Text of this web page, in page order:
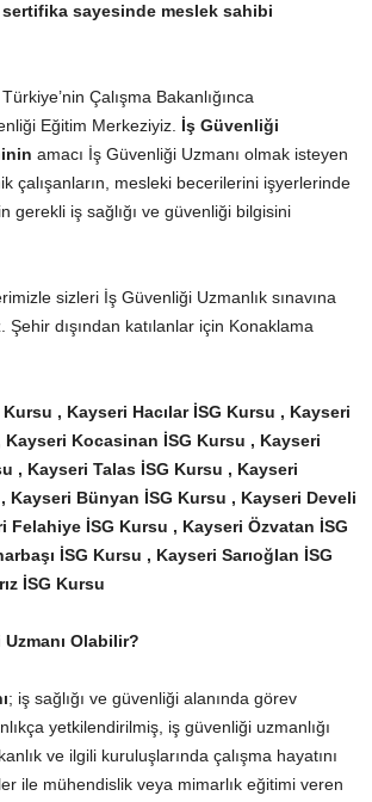
sertifika sayesinde meslek sahibi
Türkiye’nin Çalışma Bakanlığınca
Eğitim Merkeziyiz. İş Güvenliği
amacı İş Güvenliği Uzmanı olmak isteyen
çalışanların, mesleki becerilerini işyerlerinde
gerekli iş sağlığı ve güvenliği bilgisini
sizleri İş Güvenliği Uzmanlık sınavına
Şehir dışından katılanlar için Konaklama
, Kayseri Hacılar İSG Kursu , Kayseri
Kayseri Kocasinan İSG Kursu , Kayseri
, Kayseri Talas İSG Kursu , Kayseri
Kayseri Bünyan İSG Kursu , Kayseri Develi
Felahiye İSG Kursu , Kayseri Özvatan İSG
İSG Kursu , Kayseri Sarıoğlan İSG
İSG Kursu
Olabilir?
; iş sağlığı ve güvenliği alanında görev
yetkilendirilmiş, iş güvenliği uzmanlığı
ve ilgili kuruluşlarında çalışma hayatını
ile mühendislik veya mimarlık eğitimi veren